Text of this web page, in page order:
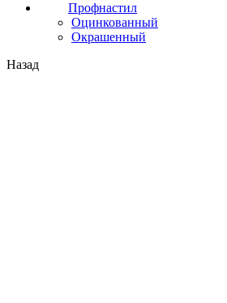
Профнастил
Оцинкованный
Окрашенный
Назад